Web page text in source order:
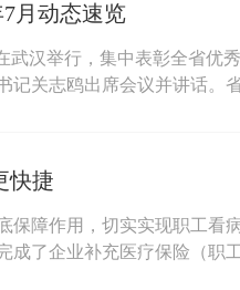
月动态速览
武汉举行，集中表彰全省优
记关志鸥出席会议并讲话。
快捷
保障作用，切实实现职工看
成了企业补充医疗保险（职